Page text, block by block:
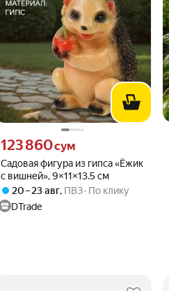
Садовая фигура из гипса «Ёжик
с вишней», 9×11×13.5 см
Цена 123860 сум вместо
123 860сум
20 – 23 авг, ПВЗ По клику
DTrade